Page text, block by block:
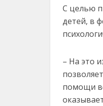
С целью
детей, в
– На это
помощи